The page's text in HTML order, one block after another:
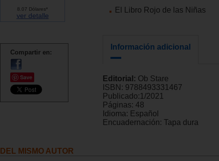
8.07 Dólares*
ver detalle
Compartir en:
Save
El Libro Rojo de las Niñas
Información adicional
Editorial: Ob Stare
ISBN: 9788493331467
Publicado:1/2021
Páginas: 48
Idioma: Español
Encuadernación: Tapa dura
DEL MISMO AUTOR